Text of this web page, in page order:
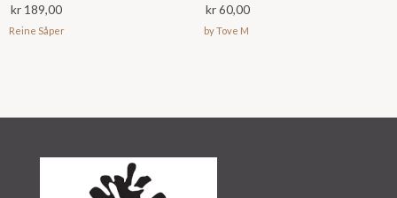
kr 189,00
Reine Såper
kr60,00
by Tove M